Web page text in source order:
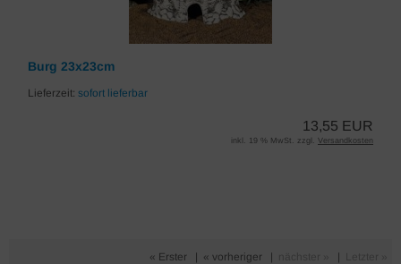
Burg 23x23cm
Lieferzeit: sofort lieferbar
13,55 EUR
inkl. 19 % MwSt. zzgl. Versandkosten
« Erster | « vorheriger | |